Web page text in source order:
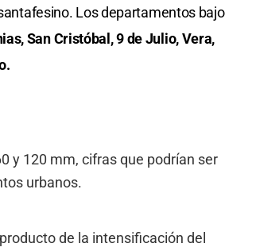
Los departamentos bajo
San Cristóbal, 9 de Julio, Vera,
y 120 mm, cifras que podrían ser
urbanos.
de la intensificación del